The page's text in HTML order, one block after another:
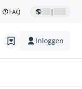
FAQ |
Inloggen